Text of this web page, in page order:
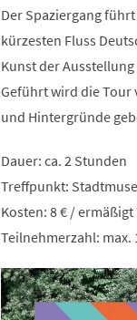
Der Spaziergang
kürzesten Fluss
Kunst der
Geführt wird die Tour
und Hintergründe
Dauer: ca. 2 Stunden
Treffpunkt:
Kosten: 8 € /
Teilnehmerzahl: max.